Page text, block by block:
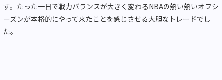
す。たった一日で戦力バランスが大きく変わるNBAの熱い熱いオフシ
ーズンが本格的にやって来たことを感じさせる大胆なトレードでし
た。